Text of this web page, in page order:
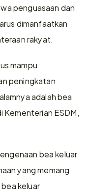
penguasaan dan
dimanfaatkan
rakyat.
mampu
peningkatan
adalah bea
Kementerian ESDM,
bea keluar
yang memang
keluar